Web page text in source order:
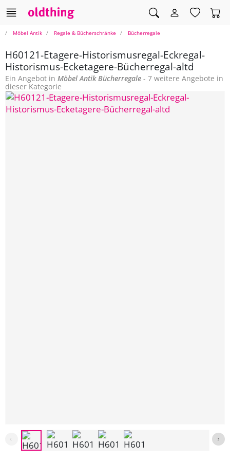
Möbel Antik Regale & Bücherschränke Bücherregale
H60121-Etagere-Historismusregal-Eckregal-
Historismus-Ecketagere-Bücherregal-altd
Ein Angebot in Möbel Antik Bücherregale - 7 weitere Angebote in
dieser Kategorie